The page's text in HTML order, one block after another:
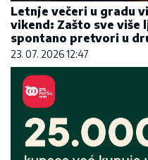
Letnje večeri u gradu
vikend: Zašto sve više
spontano pretvori u
23. 07. 2026 12:47